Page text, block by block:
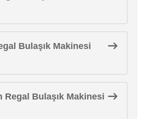
Bulaşık Makinesi
Regal Bulaşık Makinesi